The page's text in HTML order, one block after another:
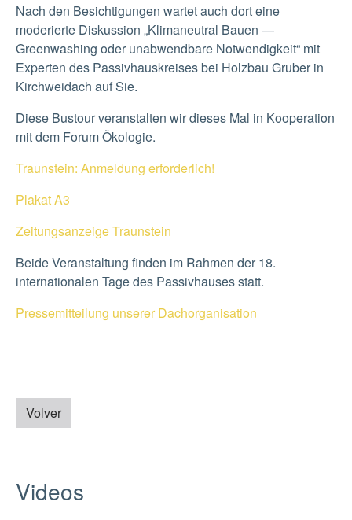
Nach den Besichtigungen wartet auch dort eine
moderierte Diskussion „Klimaneutral Bauen —
Greenwashing oder unabwendbare Notwendigkeit“ mit
Experten des Passivhauskreises bei Holzbau Gruber in
Kirchweidach auf Sie.
Diese Bustour veranstalten wir dieses Mal in Kooperation
mit dem Forum Ökologie.
Traunstein: Anmeldung erforderlich!
Plakat A3
Zeitungsanzeige Traunstein
Beide Veranstaltung finden im Rahmen der 18.
internationalen Tage des Passivhauses statt.
Pressemitteilung unserer Dachorganisation
Volver
Videos